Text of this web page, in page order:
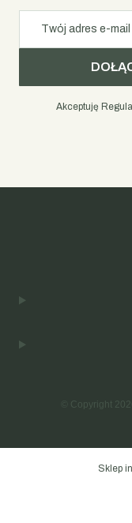
Twój adres e-mail
Akceptuję
Linki w
© Copyright
Sklep